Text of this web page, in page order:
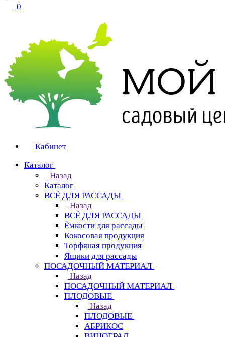
0
Кабинет
Каталог
Назад
Каталог
ВСЁ ДЛЯ РАССАДЫ
Назад
ВСЁ ДЛЯ РАССАДЫ
Ёмкости для рассады
Кокосовая продукция
Торфяная продукция
Ящики для рассады
ПОСАДОЧНЫЙ МАТЕРИАЛ
Назад
ПОСАДОЧНЫЙ МАТЕРИАЛ
ПЛОДОВЫЕ
Назад
ПЛОДОВЫЕ
АБРИКОС